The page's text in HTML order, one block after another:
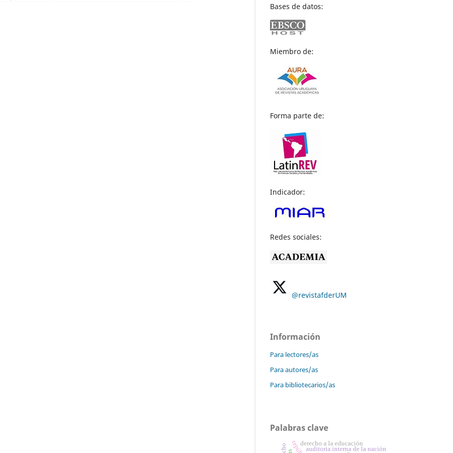
Bases de datos:
Miembro de:
Forma parte de:
Indicador:
Redes sociales:
@revistafderUM
Información
Para lectores/as
Para autores/as
Para bibliotecarios/as
Palabras clave
auditoria interna de la nación
derecho a la educación